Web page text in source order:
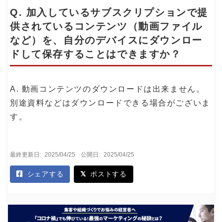
Q. 加入しているサブスクリプションで提
供されているコンテンツ（動画ファイル
など）を、自分のデバイスにダウンロー
ドして保存することはできますか？
A. 動画コンテンツのダウンロードは出来ません。
別途資料などはダウンロードできる場合がございま
す。
最終更新日: 2025/04/25 公開日: 2025/04/25
シェアする ポストする